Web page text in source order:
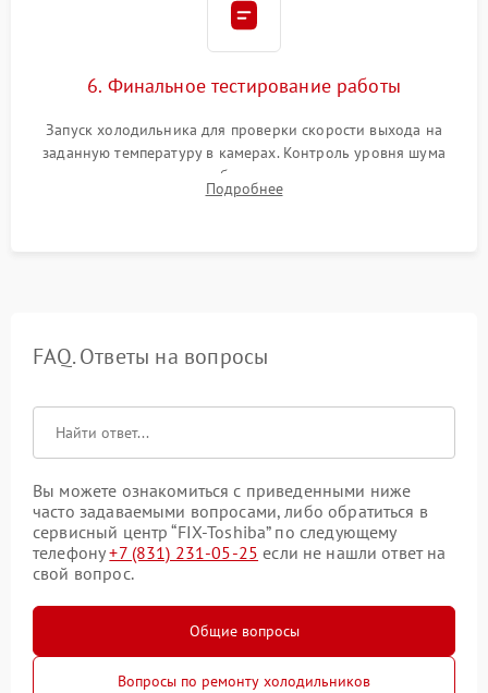
6. Финальное тестирование работы
Запуск холодильника для проверки скорости выхода на
заданную температуру в камерах. Контроль уровня шума
компрессора, отсутствия обмерзания стенок и корректного
срабатывания системы автоматической оттайки.
Подробнее
FAQ. Ответы на вопросы
Вы можете ознакомиться с приведенными ниже
часто задаваемыми вопросами, либо обратиться в
сервисный центр “FIX-Toshiba” по следующему
телефону+7 (831) 231-05-25 если не нашли ответ на
свой вопрос.
Общие вопросы
Вопросы по ремонту холодильников